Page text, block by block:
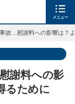
メニュー
故…慰謝料への影響は？
謝料への影
るために